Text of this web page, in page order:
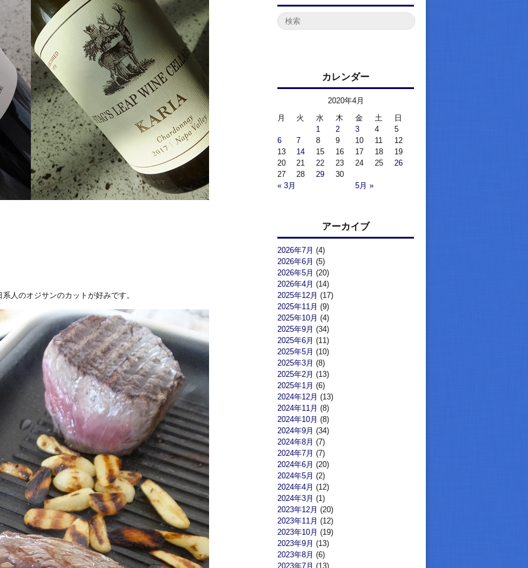
人のオジサンのカットが好みです。
カレンダー
2020年4月
月
火 水 木 金 土 日
« 3月 5月 »
1 2 3 4
5
6
7 8 9 10 11
12
13
14 15 16 17 18
19
20
21 22 23 24 25
26
27
28 29 30
アーカイブ
2026年7月 (4)
2026年6月 (5)
2026年5月 (20)
2026年4月 (14)
2025年12月 (17)
2025年11月 (9)
2025年10月 (4)
2025年9月 (34)
2025年6月 (11)
2025年5月 (10)
2025年3月 (8)
2025年2月 (13)
2025年1月 (6)
2024年12月 (13)
2024年11月 (8)
2024年10月 (8)
2024年9月 (34)
2024年8月 (7)
2024年7月 (7)
2024年6月 (20)
2024年5月 (2)
2024年4月 (12)
2024年3月 (1)
2023年12月 (20)
2023年11月 (12)
2023年10月 (19)
2023年9月 (13)
2023年8月 (6)
2023年7月 (13)